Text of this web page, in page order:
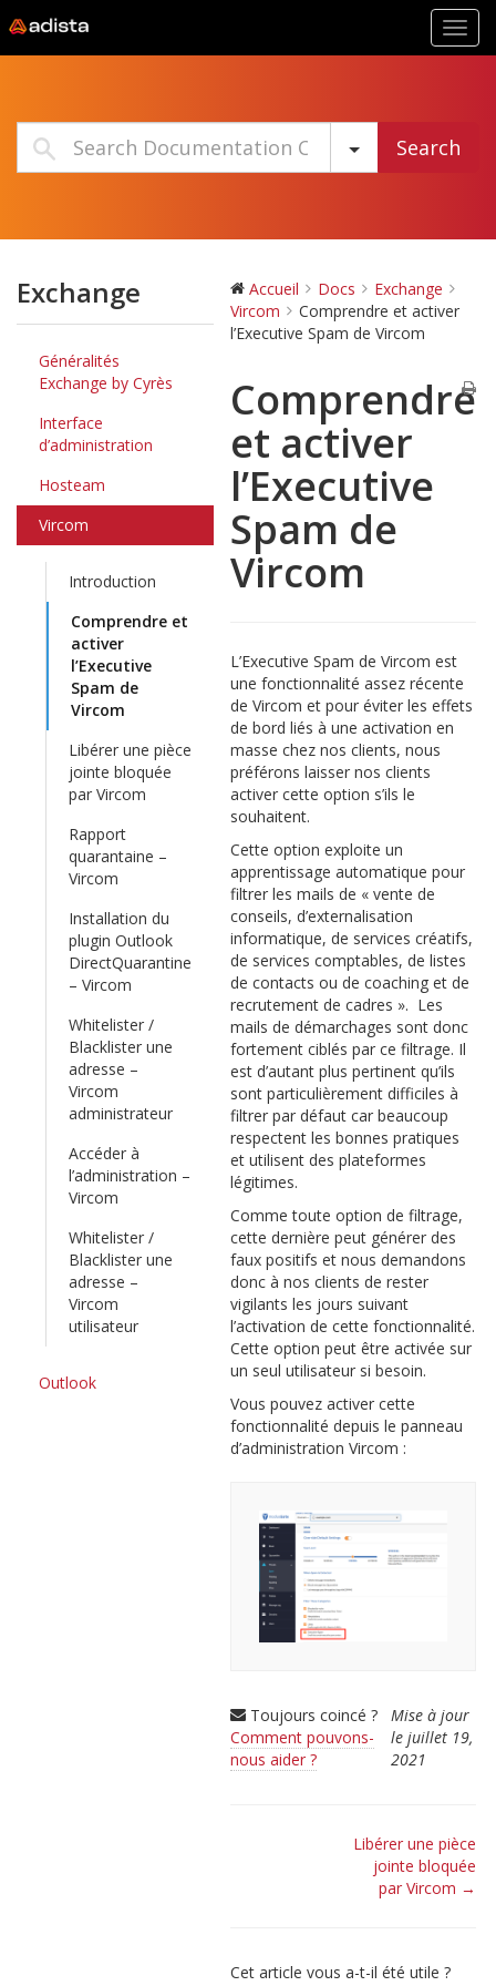
Search
Exchange
Généralités
Exchange by Cyrès
Interface
d’administration
Hosteam
Vircom
Introduction
Comprendre et
activer
l’Executive
Spam de
Vircom
Libérer une pièce
jointe bloquée
par Vircom
Rapport
quarantaine –
Vircom
Installation du
plugin Outlook
DirectQuarantine
– Vircom
Whitelister /
Blacklister une
adresse –
Vircom
administrateur
Accéder à
l’administration –
Vircom
Whitelister /
Blacklister une
adresse –
Vircom
utilisateur
Outlook
Accueil Docs
Exchange
Vircom
Comprendre et activer
l’Executive Spam de Vircom
Comprendre
et activer
l’Executive
Spam de
Vircom
L’Executive Spam de Vircom est
une fonctionnalité assez récente
de Vircom et pour éviter les effets
de bord liés à une activation en
masse chez nos clients, nous
préférons laisser nos clients
activer cette option s’ils le
souhaitent.
Cette option exploite un
apprentissage automatique pour
filtrer les mails de « vente de
conseils, d’externalisation
informatique, de services créatifs,
de services comptables, de listes
de contacts ou de coaching et de
recrutement de cadres ». Les
mails de démarchages sont donc
fortement ciblés par ce filtrage. Il
est d’autant plus pertinent qu’ils
sont particulièrement difficiles à
filtrer par défaut car beaucoup
respectent les bonnes pratiques
et utilisent des plateformes
légitimes.
Comme toute option de filtrage,
cette dernière peut générer des
faux positifs et nous demandons
donc à nos clients de rester
vigilants les jours suivant
l’activation de cette fonctionnalité.
Cette option peut être activée sur
un seul utilisateur si besoin.
Vous pouvez activer cette
fonctionnalité depuis le panneau
d’administration Vircom :
Toujours coincé ?
Comment pouvons-
nous aider ?
Mise à jour
le juillet 19,
2021
NavigationLibérer une pièce
jointe bloquée
par Vircom →
Cet article vous a-t-il été utile ?